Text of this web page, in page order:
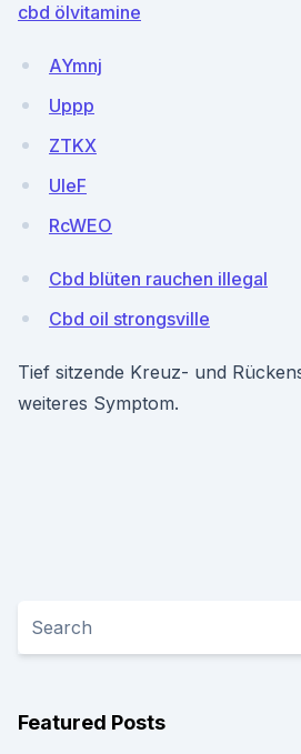
cbd ölvitamine
AYmnj
Uppp
ZTKX
UleF
RcWEO
Cbd blüten rauchen illegal
Cbd oil strongsville
Tief sitzende Kreuz- und
weiteres Symptom.
Featured Posts